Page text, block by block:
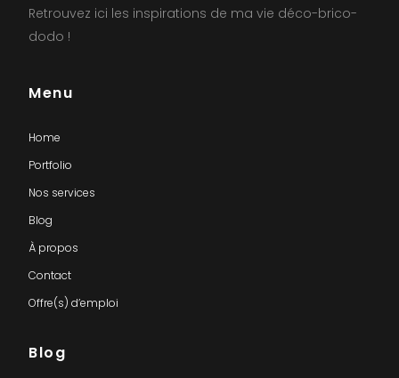
Retrouvez ici les inspirations de ma vie déco-brico-
dodo !
Menu
Home
Portfolio
Nos services
Blog
À propos
Contact
Offre(s) d’emploi
Blog